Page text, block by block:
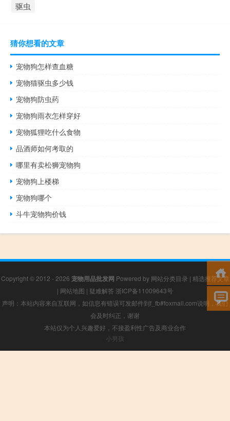
驱虫
猜你想看的文章
宠物狗怎样查血糖
宠物猫驱虫多少钱
宠物狗防虫药
宠物狗雨衣怎样穿好
宠物狐狸吃什么食物
品酒师如何考取的
哪里有卖松狮宠物狗
宠物狗上楼梯
宠物狗哪个
斗牛宠物狗价钱
Copyright © 2012 - 2026 宠物用品批发网 Powered by 网站分类目录 | 精选推荐文章
| 网站地图 | 疑难解答 浙ICP备11009643号
声明：本站内容来自互联网，如信息有错误可发邮件到f_fb#foxmail.com说明，我们
会及时纠正，谢谢
本站仅为个人兴趣爱好，不接盈利性广告及商业合作
小男孩